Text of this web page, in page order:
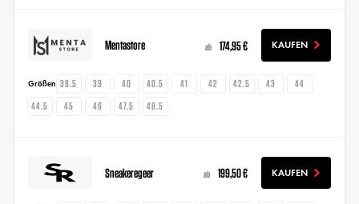
Mentastore ab 174,95 € KAUFEN
Größen 38.5 39 40 40.5 41 42 42.5 43
44
44.5
45 46 47.5 48.5
Sneakeregeer ab 199,50 € KAUFEN